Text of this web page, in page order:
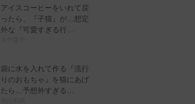
アイスコーヒーをいれて戻
ったら、『子猫』が…想定
外な『可愛すぎる行…
袋に水を入れて作る『流行
りのおもちゃ』を猫にあげ
たら…予想外すぎる…